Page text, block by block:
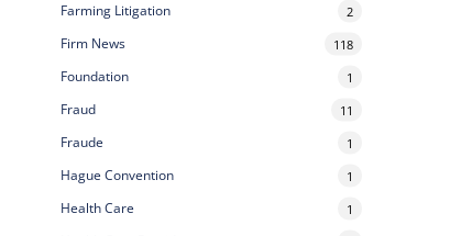
Farming Litigation 2
Firm News 118
Foundation 1
Fraud 11
Fraude 1
Hague Convention 1
Health Care 1